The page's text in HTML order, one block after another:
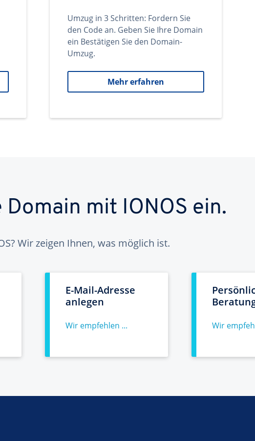
Umzug in 3 Schritten: Fordern Sie
den Code an. Geben Sie Ihre Domain
ein Bestätigen Sie den Domain-
Umzug.
Mehr erfahren
mit IONOS ein.
Wir zeigen Ihnen, was möglich ist.
E-Mail-Adresse
anlegen
Wir empfehlen ... Wir